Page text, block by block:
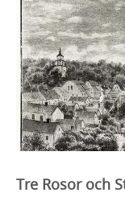
Tre Rosor och